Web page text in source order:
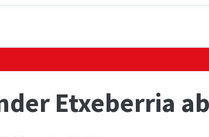
Etxeberria